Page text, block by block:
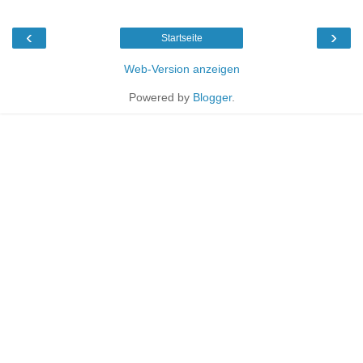
‹ ›
Startseite
Web-Version anzeigen
Powered by Blogger.